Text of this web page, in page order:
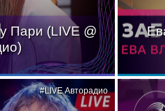
Пари (LIVE @
#LIVE Авторадио